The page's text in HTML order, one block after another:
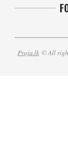
Praja.lk© All